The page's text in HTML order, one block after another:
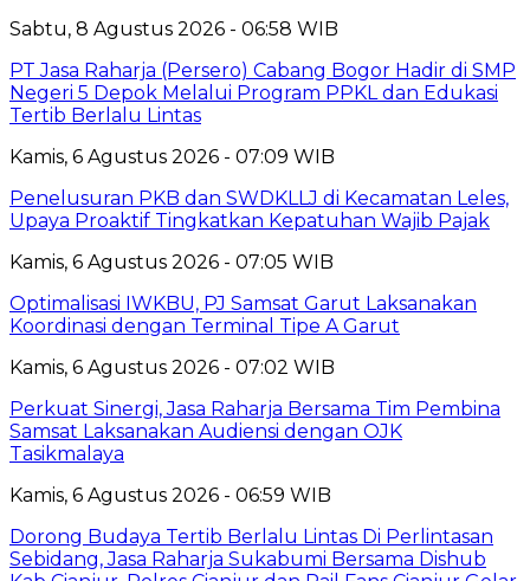
Sabtu, 8 Agustus 2026 - 06:58 WIB
PT Jasa Raharja (Persero) Cabang Bogor Hadir di SMP
Negeri 5 Depok Melalui Program PPKL dan Edukasi
Tertib Berlalu Lintas
Kamis, 6 Agustus 2026 - 07:09 WIB
Penelusuran PKB dan SWDKLLJ di Kecamatan Leles,
Upaya Proaktif Tingkatkan Kepatuhan Wajib Pajak
Kamis, 6 Agustus 2026 - 07:05 WIB
Optimalisasi IWKBU, PJ Samsat Garut Laksanakan
Koordinasi dengan Terminal Tipe A Garut
Kamis, 6 Agustus 2026 - 07:02 WIB
Perkuat Sinergi, Jasa Raharja Bersama Tim Pembina
Samsat Laksanakan Audiensi dengan OJK
Tasikmalaya
Kamis, 6 Agustus 2026 - 06:59 WIB
Dorong Budaya Tertib Berlalu Lintas Di Perlintasan
Sebidang, Jasa Raharja Sukabumi Bersama Dishub